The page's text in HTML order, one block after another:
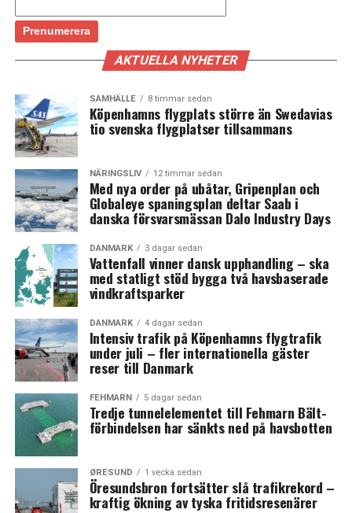
AKTUELLA NYHETER
SAMHÄLLE 8 timmar sedan
Köpenhamns flygplats större än Swedavias
tio svenska flygplatser tillsammans
NÄRINGSLIV 12 timmar sedan
Med nya order på ubåtar, Gripenplan och
Globaleye spaningsplan deltar Saab i
danska försvarsmässan Dalo Industry Days
DANMARK 3 dagar sedan
Vattenfall vinner dansk upphandling – ska
med statligt stöd bygga två havsbaserade
vindkraftsparker
DANMARK 4 dagar sedan
Intensiv trafik på Köpenhamns flygtrafik
under juli – fler internationella gäster
reser till Danmark
FEHMARN 5 dagar sedan
Tredje tunnelelementet till Fehmarn Bält-
förbindelsen har sänkts ned på havsbotten
ØRESUND 1 vecka sedan
Öresundsbron fortsätter slå trafikrekord –
kraftig ökning av tyska fritidsresenärer